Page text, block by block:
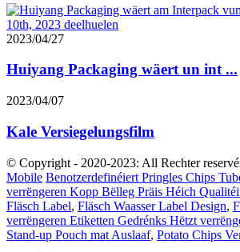
2023/04/27
Huiyang Packaging wäert un int ...
2023/04/07
Kale Versiegelungsfilm
© Copyright - 2020-2023: All Rechter
Mobile Benotzerdefinéiert Pringles Chips
verrëngeren Kopp Bëlleg Präis Héich
Fläsch Label, Fläsch Waasser Label Design,
verrëngeren Etiketten Gedrénks Hëtzt
Stand-up Pouch mat Auslaaf, Potato Chips